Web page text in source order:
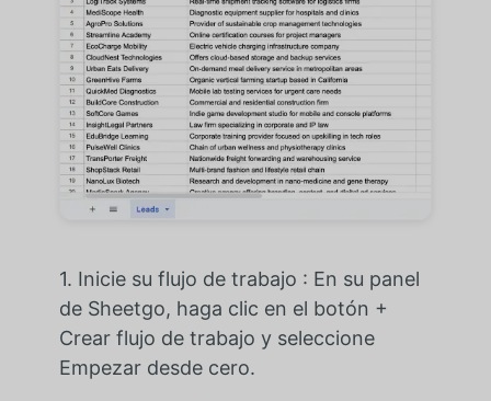
1. Inicie su flujo de trabajo : En su panel
de Sheetgo, haga clic en el botón +
Crear flujo de trabajo y seleccione
Empezar desde cero.